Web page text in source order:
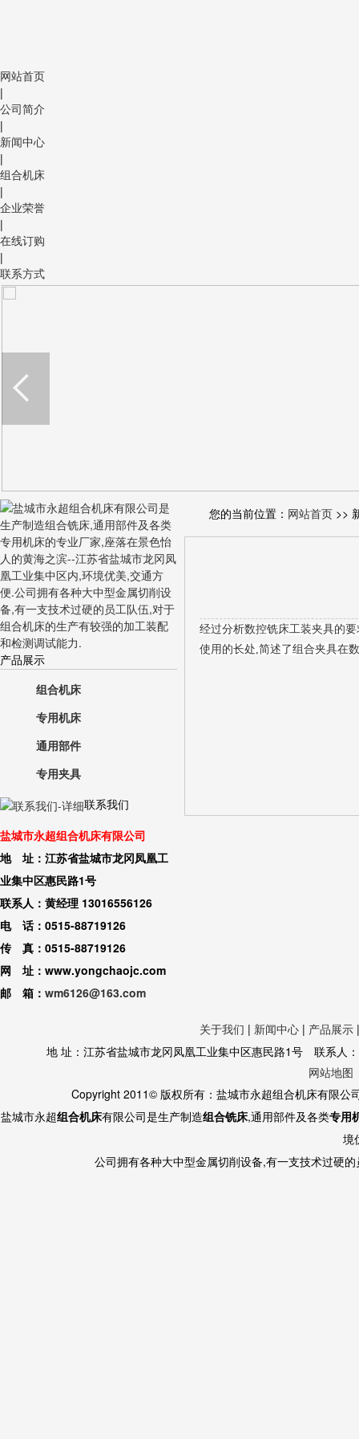
网站首页
|
公司简介
|
新闻中心
|
组合机床
|
企业荣誉
|
在线订购
|
联系方式
产品展示
组合机床
专用机床
通用部件
专用夹具
联系我们
盐城市永超组合机床有限公司
地 址：江苏省盐城市龙冈凤凰工
业集中区惠民路1号
联系人：黄经理 13016556126
电 话：0515-88719126
传 真：0515-88719126
网 址：www.yongchaojc.com
邮 箱： wm6126@163.com
您的当前位置： 网站首页 >>
经过分析数控铣床工装夹具的
使用的长处,简述了组合夹具在
关于我们 | 新闻中心 | 产品展示
地 址：江苏省盐城市龙冈凤凰工业集中区惠民路1号 联系
网站地图
Copyright 2011© 版权所有：盐城市永超组合机床有限
盐城市永超组合机床有限公司是生产制造组合铣床,通用部件及各类专用
境
公司拥有各种大中型金属切削设备,有一支技术过硬